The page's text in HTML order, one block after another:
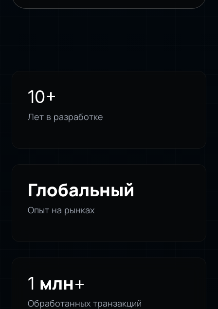
10+
Лет в разработке
Глобальный
Опыт на рынках
1 млн+
Обработанных транзакций